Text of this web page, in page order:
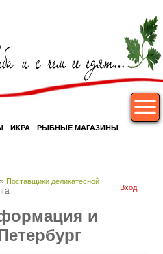
ИКРА РЫБНЫЕ МАГАЗИНЫ
» Поставщики деликатесной
Вход
и